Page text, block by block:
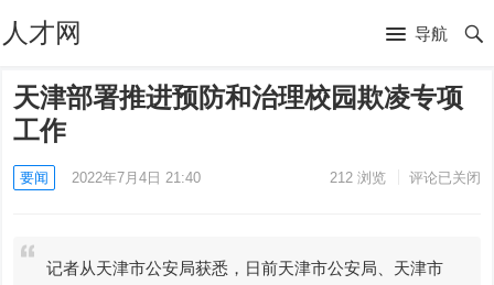
人才网 导航
天津部署推进预防和治理校园欺凌专项
工作
要闻 2022年7月4日 21:40 212浏览 评论已关闭
记者从天津市公安局获悉，日前天津市公安局、天津市